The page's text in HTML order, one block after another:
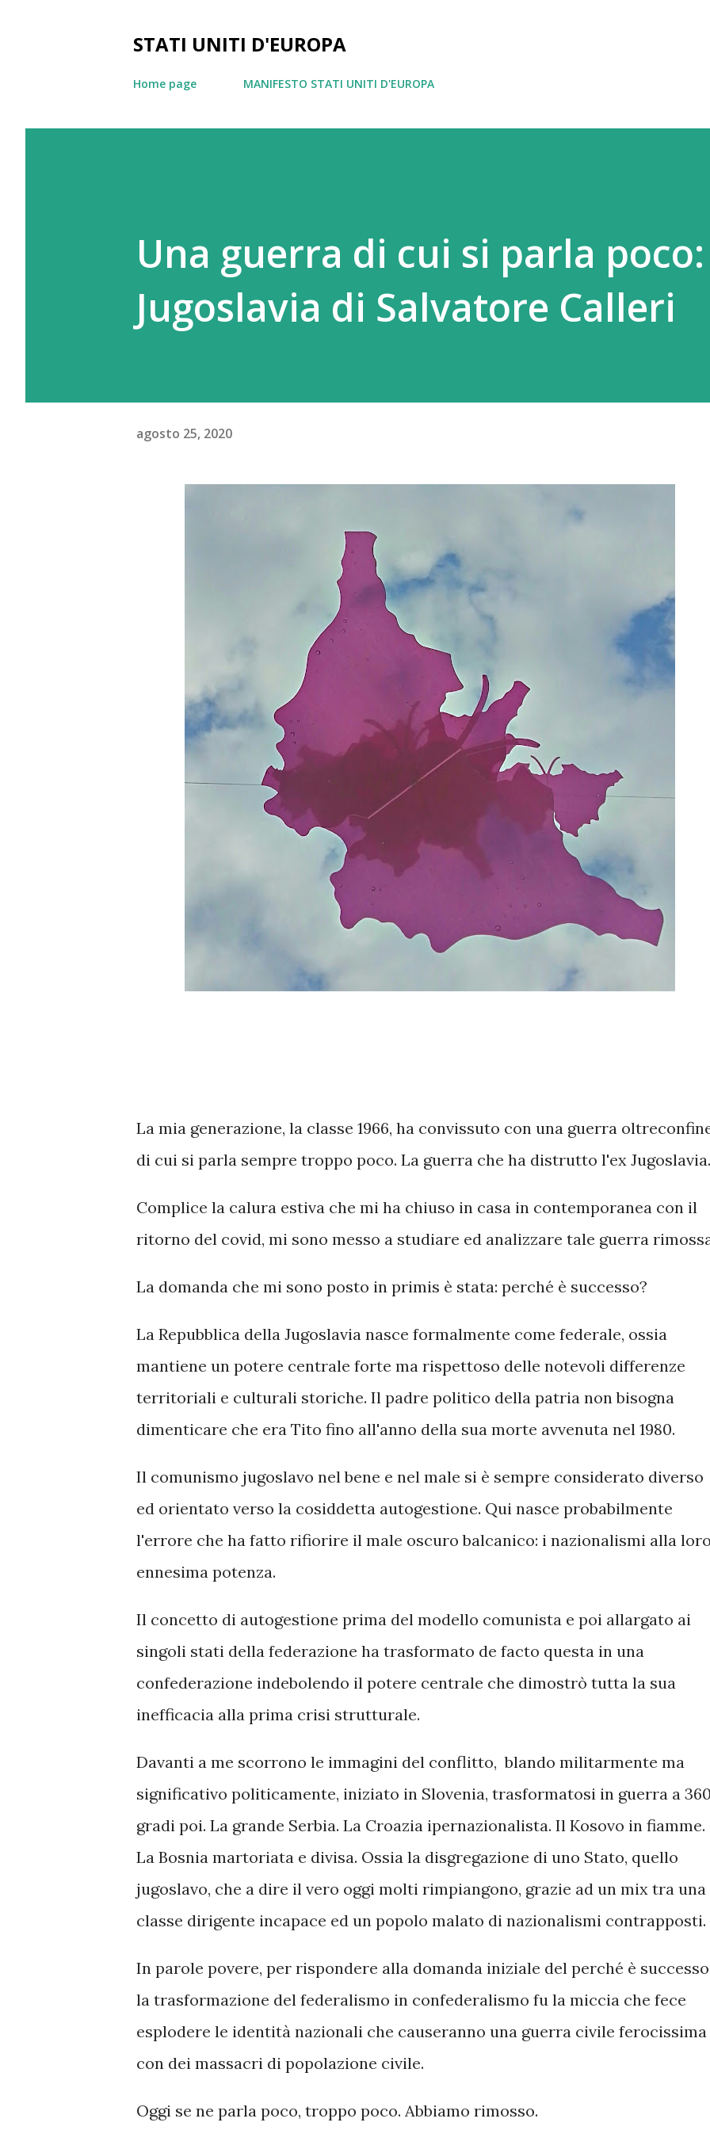
STATI UNITI D'EUROPA
Home page MANIFESTO STATI UNITI D'EUROPA
Una guerra di cui si parla
Jugoslavia di Salvatore Calleri
agosto 25, 2020
La mia generazione, la classe 1966, ha convissuto con una guerra
di cui si parla sempre troppo poco. La guerra che ha distrutto l'ex Jugoslavia.
Complice la calura estiva che mi ha chiuso in casa in contemporanea con il
ritorno del covid, mi sono messo a studiare ed analizzare tale guerra
La domanda che mi sono posto in primis è stata: perché è successo?
La Repubblica della Jugoslavia nasce formalmente come federale, ossia
mantiene un potere centrale forte ma rispettoso delle notevoli differenze
territoriali e culturali storiche. Il padre politico della patria non bisogna
dimenticare che era Tito fino all'anno della sua morte avvenuta nel 1980.
Il comunismo jugoslavo nel bene e nel male si è sempre considerato diverso
ed orientato verso la cosiddetta autogestione. Qui nasce probabilmente
l'errore che ha fatto rifiorire il male oscuro balcanico: i nazionalismi alla loro
ennesima potenza.
Il concetto di autogestione prima del modello comunista e poi allargato ai
singoli stati della federazione ha trasformato de facto questa in una
confederazione indebolendo il potere centrale che dimostrò tutta la sua
inefficacia alla prima crisi strutturale.
Davanti a me scorrono le immagini del conflitto, blando militarmente ma
significativo politicamente, iniziato in Slovenia, trasformatosi in guerra a 360
gradi poi. La grande Serbia. La Croazia ipernazionalista. Il Kosovo in fiamme.
La Bosnia martoriata e divisa. Ossia la disgregazione di uno Stato, quello
jugoslavo, che a dire il vero oggi molti rimpiangono, grazie ad un mix tra una
classe dirigente incapace ed un popolo malato di nazionalismi contrapposti.
In parole povere, per rispondere alla domanda iniziale del perché è
la trasformazione del federalismo in confederalismo fu la miccia che fece
esplodere le identità nazionali che causeranno una guerra civile ferocissima
con dei massacri di popolazione civile.
Oggi se ne parla poco, troppo poco. Abbiamo rimosso.